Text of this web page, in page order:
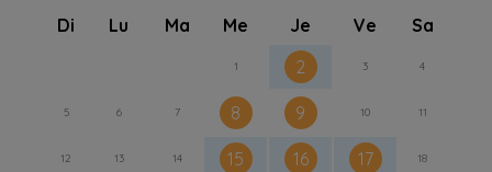
Di
Lu Ma Me Je Ve Sa
1 2 3 4
5 6 7 8 9 10 11
12 13 14 15 16 17 18